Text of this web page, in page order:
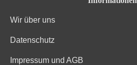
Wir über uns
Datenschutz
Impressum und AGB